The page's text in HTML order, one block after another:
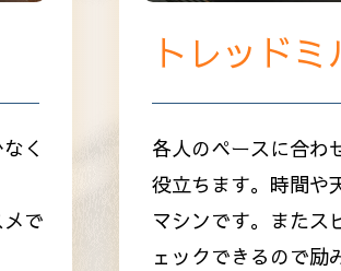
く
で
トレッドミ
各人のペースに合わ
役立ちます。時間や
マシンです。またス
ェックできるので励